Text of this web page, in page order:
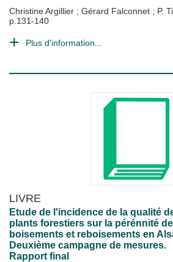
Christine Argillier ; Gérard Falconnet ; P.
p.131-140
Plus d'information...
LIVRE
Etude de l'incidence de la qualité
plants forestiers sur la pérénnité
boisements et reboisements en
Deuxième campagne de mesures.
Rapport final